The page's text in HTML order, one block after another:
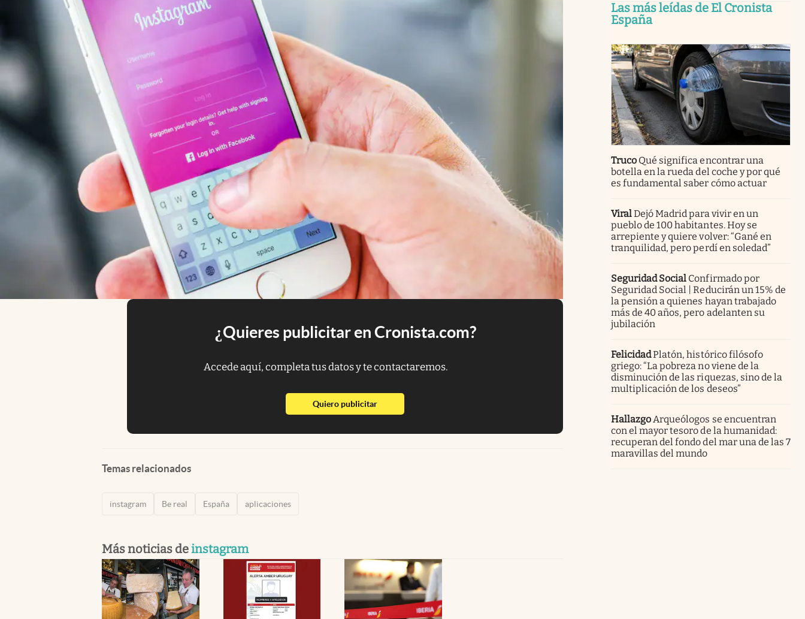
¿Quieres publicitar en Cronista.com?
Accede aquí, completa tus datos y te contactaremos.
Quiero publicitarabre en nueva pestaña
Temas relacionados
instagram Be real España aplicaciones
Más noticias deinstagram
Las más leídas de El Cronista
España
Truco Qué significa encontrar una
botella en la rueda del coche y por qué
es fundamental saber cómo actuar
ViralDejó Madrid para vivir en un
pueblo de 100 habitantes. Hoy se
arrepiente y quiere volver: “Gané en
tranquilidad, pero perdí en soledad”
Seguridad Social Confirmado por
Seguridad Social | Reducirán un 15% de
la pensión a quienes hayan trabajado
más de 40 años, pero adelanten su
jubilación
FelicidadPlatón, histórico filósofo
griego: “La pobreza no viene de la
disminución de las riquezas, sino de la
multiplicación de los deseos”
HallazgoArqueólogos se encuentran
con el mayor tesoro de la humanidad:
recuperan del fondo del mar una de las 7
maravillas del mundo